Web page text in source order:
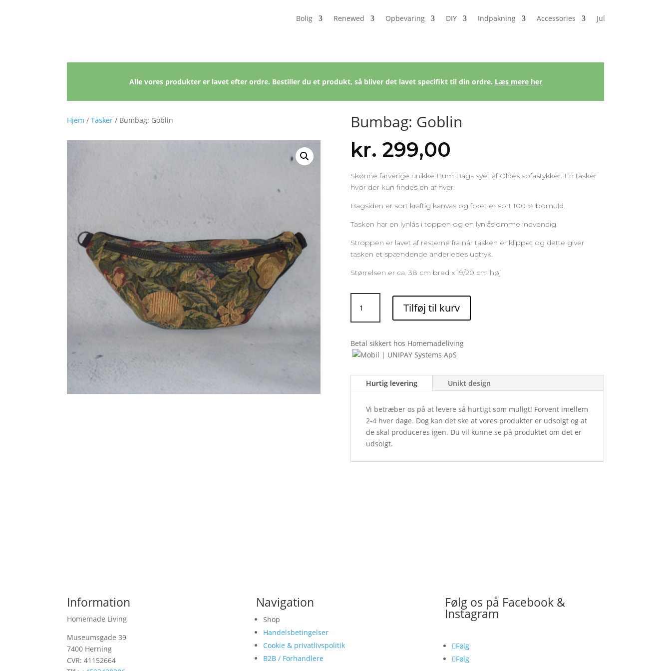
Bolig Renewed Opbevaring DIY Indpakning Accessories Jul
Alle vores produkter er lavet efter ordre. Bestiller du et produkt, så bliver det lavet specifikt til din ordre. Læs mere her
Hjem /Tasker / Bumbag: Goblin Bumbag: Goblin
kr. 299,00
Skønne farverige unikke Bum Bags syet af Oldes sofastykker. En tasker
hvor der kun findes en af hver.
Bagsiden er sort kraftig kanvas og foret er sort 100 % bomuld.
Tasken har en lynlås i toppen og en lynlåslomme indvendig.
Stroppen er lavet af resterne fra når tasken er klippet og dette giver
tasken et spændende anderledes udtryk.
Størrelsen er ca. 38 cm bred x 19/20 cm høj
Goblin
antal
Tilføj til kurv
Betal sikkert hos Homemadeliving
Hurtig levering Unikt design
Vi betræber os på at levere så hurtigt som muligt! Forvent imellem
2-4 hver dage. Dog kan det ske at vores produkter er udsolgt og at
de skal produceres igen. Du vil kunne se på produktet om det er
udsolgt.
Information
Homemade Living
Museumsgade 39
7400 Herning
CVR: 41152664
Navigation
Shop
Handelsbetingelser
Cookie & privatlivspolitik
B2B / Forhandlere
Følg os på Facebook &
Instagram
Følg
Følg